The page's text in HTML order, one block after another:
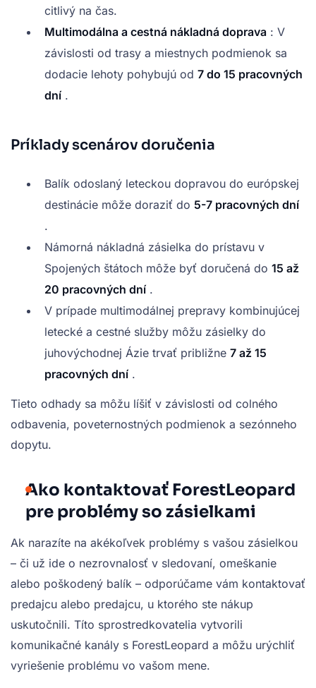
citlivý na čas.
Multimodálna a cestná nákladná doprava : V
závislosti od trasy a miestnych podmienok sa
dodacie lehoty pohybujú od 7 do 15 pracovných
dní .
Príklady scenárov doručenia
Balík odoslaný leteckou dopravou do európskej
destinácie môže doraziť do 5-7 pracovných dní
.
Námorná nákladná zásielka do prístavu v
Spojených štátoch môže byť doručená do 15 až
20 pracovných dní .
V prípade multimodálnej prepravy kombinujúcej
letecké a cestné služby môžu zásielky do
juhovýchodnej Ázie trvať približne 7 až 15
pracovných dní .
Tieto odhady sa môžu líšiť v závislosti od colného
odbavenia, poveternostných podmienok a sezónneho
dopytu.
Ako kontaktovať ForestLeopard
pre problémy so zásielkami
Ak narazíte na akékoľvek problémy s vašou zásielkou
– či už ide o nezrovnalosť v sledovaní, omeškanie
alebo poškodený balík – odporúčame vám kontaktovať
predajcu alebo predajcu, u ktorého ste nákup
uskutočnili. Títo sprostredkovatelia vytvorili
komunikačné kanály s ForestLeopard a môžu urýchliť
vyriešenie problému vo vašom mene.